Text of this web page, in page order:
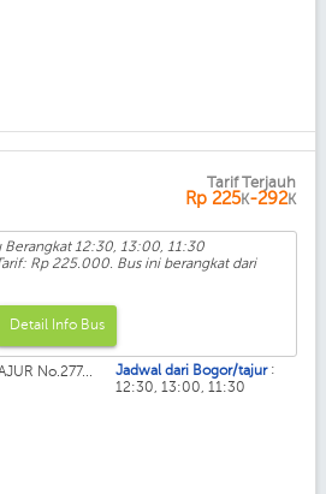
Tarif Terjauh
Rp 225K-292K
Berangkat 12:30, 13:00, 11:30
Rp 225.000. Bus ini berangkat dari
Detail Info Bus
No.277... Jadwal dari Bogor/tajur :
12:30, 13:00, 11:30